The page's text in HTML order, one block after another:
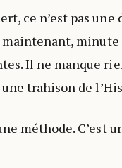
ce n’est pas
maintenant,
Il ne manque
trahison de
méthode. C’est